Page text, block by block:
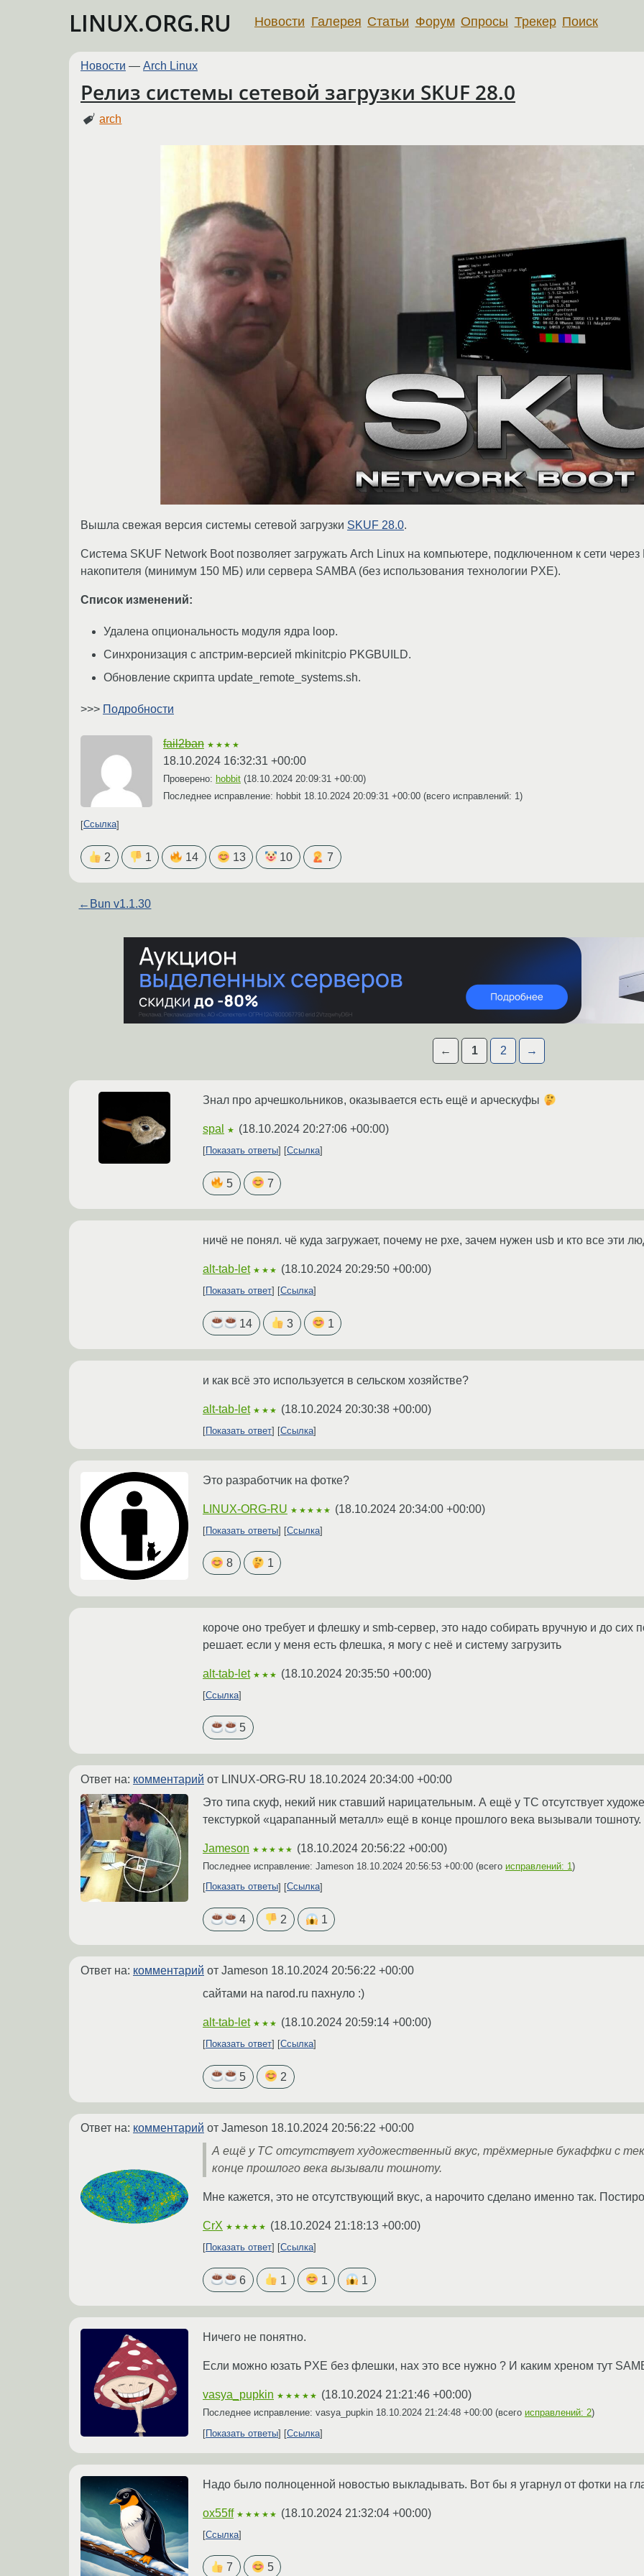
LINUX.ORG.RU Новости Галерея Статьи Форум Опросы Трекер Поиск
Новости — Arch Linux
Релиз системы сетевой загрузки SKUF 28.0
arch
Вышла свежая версия системы сетевой загрузки SKUF 28.0.
Система SKUF Network Boot позволяет загружать Arch Linux на компьютере, подключенном к сети
накопителя (минимум 150 МБ) или сервера SAMBA (без использования технологии PXE).
Список изменений:
Удалена опциональность модуля ядра loop.
Синхронизация с апстрим-версией mkinitcpio PKGBUILD.
Обновление скрипта update_remote_systems.sh.
>>> Подробности
fail2ban ★★★★
18.10.2024 16:32:31 +00:00
Проверено: hobbit (18.10.2024 20:09:31 +00:00)
Последнее исправление: hobbit 18.10.2024 20:09:31 +00:00 (всего исправлений: 1)
Ссылка
2 1 14 13 10 7
← Bun v1.1.30
← 1 2 →
Знал про арчешкольников, оказывается есть ещё и арческуфы
spal ★ (18.10.2024 20:27:06 +00:00)
Показать ответы Ссылка
5 7
ничё не понял. чё куда загружает, почему не pxe, зачем нужен usb и кто все эти
alt-tab-let ★★★ (18.10.2024 20:29:50 +00:00)
Показать ответ Ссылка
14 3 1
и как всё это используется в сельском хозяйстве?
alt-tab-let ★★★ (18.10.2024 20:30:38 +00:00)
Показать ответ Ссылка
Это разработчик на фотке?
LINUX-ORG-RU ★★★★★ (18.10.2024 20:34:00 +00:00)
Показать ответы Ссылка
8 1
короче оно требует и флешку и smb-сервер, это надо собирать вручную и до сих
решает. если у меня есть флешка, я могу с неё и систему загрузить
alt-tab-let ★★★ (18.10.2024 20:35:50 +00:00)
Ссылка
5
Ответ на: комментарий от LINUX-ORG-RU 18.10.2024 20:34:00 +00:00
Это типа скуф, некий ник ставший нарицательным. А ещё у ТС отсутствует
текстуркой «царапанный металл» ещё в конце прошлого века вызывали тошноту.
Jameson ★★★★★ (18.10.2024 20:56:22 +00:00)
Последнее исправление: Jameson 18.10.2024 20:56:53 +00:00 (всего исправлений: 1)
Показать ответы
Ссылка
4 2 1
Ответ на: комментарий от Jameson 18.10.2024 20:56:22 +00:00
сайтами на narod.ru пахнуло :)
alt-tab-let ★★★ (18.10.2024 20:59:14 +00:00)
Показать ответ Ссылка
5 2
Ответ на: комментарий от Jameson 18.10.2024 20:56:22 +00:00
А ещё у ТС отсутствует художественный вкус, трёхмерные букаффки с
конце прошлого века вызывали тошноту.
Мне кажется, это не отсутствующий вкус, а нарочито сделано именно так.
CrX ★★★★★ (18.10.2024 21:18:13 +00:00)
Показать ответ Ссылка
6 1 1 1
Ничего не понятно.
Если можно юзать PXE без флешки, нах это все нужно ? И каким хреном тут
vasya_pupkin ★★★★★ (18.10.2024 21:21:46 +00:00)
Последнее исправление: vasya_pupkin 18.10.2024 21:24:48 +00:00 (всего исправлений: 2)
Показать ответы
Ссылка
Надо было полноценной новостью выкладывать. Вот бы я угарнул от фотки на
ox55ff ★★★★★ (18.10.2024 21:32:04 +00:00)
Ссылка
7 5